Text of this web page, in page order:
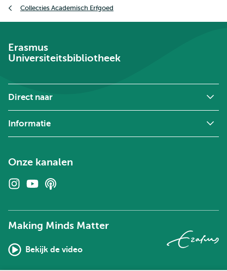
Collecties Academisch Erfgoed
Erasmus
Universiteitsbibliotheek
Direct naar
Informatie
Onze kanalen
Instagram
Youtube
Making Minds Matter
Bekijk de video